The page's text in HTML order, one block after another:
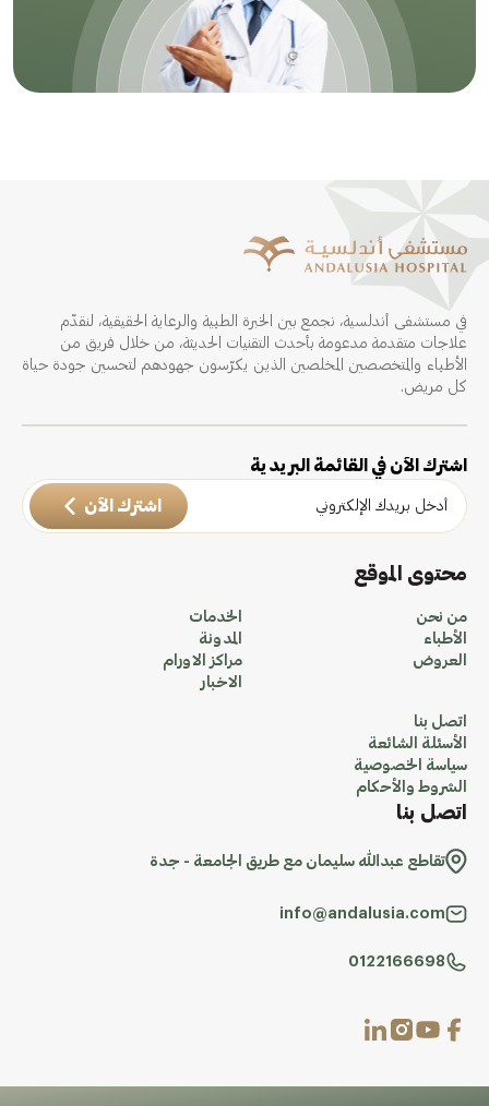
في مستشفى أندلسية، نجمع بين الخبرة الطبية والرعاية الحقيقية، لنقدّم
علاجات متقدمة مدعومة بأحدث التقنيات الحديثة، من خلال فريق من
الأطباء والمتخصصين المخلصين الذين يكرّسون جهودهم لتحسين جودة حياة
كل مريض.
اشترك الآن في القائمة البريدية
اشترك الآن
محتوى الموقع
من نحن
الأطباء
العروض
الخدمات
المدونة
مراكز الاورام
الاخبار
اتصل بنا
الأسئلة الشائعة
سياسة الخصوصية
الشروط والأحكام
اتصل بنا
تقاطع عبدالله سليمان مع طريق الجامعة - جدة
info@andalusia.com
0122166698